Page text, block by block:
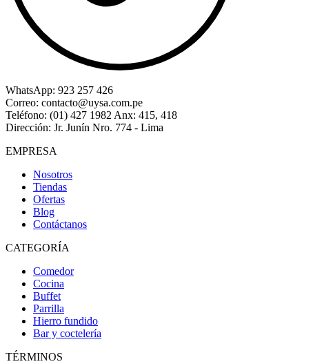
WhatsApp: 923 257 426
Correo: contacto@uysa.com.pe
Teléfono: (01) 427 1982 Anx: 415, 418
Dirección: Jr. Junín Nro. 774 - Lima
EMPRESA
Nosotros
Tiendas
Ofertas
Blog
Contáctanos
CATEGORÍA
Comedor
Cocina
Buffet
Parrilla
Hierro fundido
Bar y coctelería
TÉRMINOS